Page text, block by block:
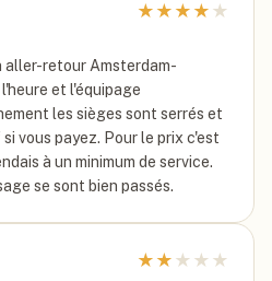
★ ★ ★ ★ ★
aller-retour Amsterdam-
et l'équipage
les sièges sont serrés et
vous payez. Pour le prix c'est
à un minimum de service.
se sont bien passés.
★ ★ ★ ★ ★